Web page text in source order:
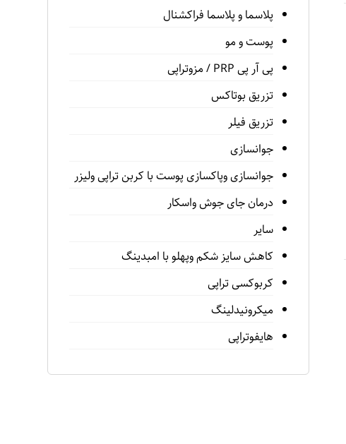
پلاسما و پلاسما فراكشنال
پوست و مو
پى آر پى PRP / مزوتراپى
تزريق بوتاكس
تزريق فيلر
جوانسازى
جوانسازى وپاكسازى پوست با كربن تراپى وليزر
درمان جاى جوش واسكار
سایر
كاهش سايز شكم وپهلو با امبدينگ
كربوكسى تراپى
ميكرونيدلينگ
هايفوتراپی